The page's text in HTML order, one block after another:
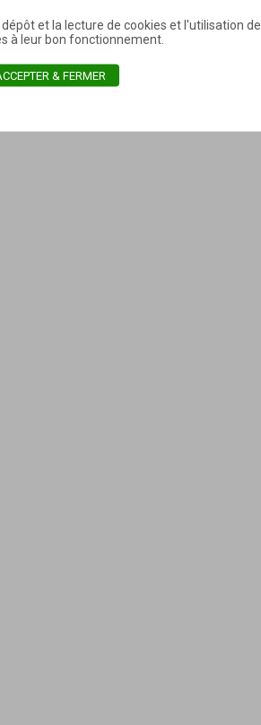
et la lecture de cookies et l'utilisation de
à leur bon fonctionnement.
& FERMER